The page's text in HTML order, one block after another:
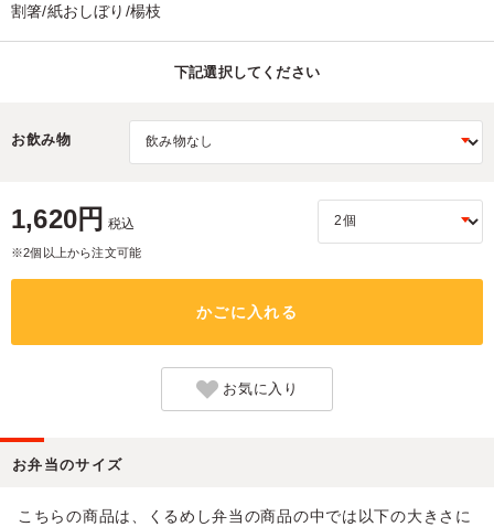
割箸/紙おしぼり/楊枝
下記選択してください
お飲み物
1,620円 税込
※2個以上から注文可能
かごに入れる
お気に入り
お弁当のサイズ
こちらの商品は、くるめし弁当の商品の中では以下の大きさに